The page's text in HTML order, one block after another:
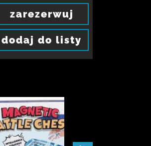
zarezerwuj
dodaj do listy